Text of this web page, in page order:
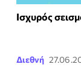
Ισχυρός
Διεθνή